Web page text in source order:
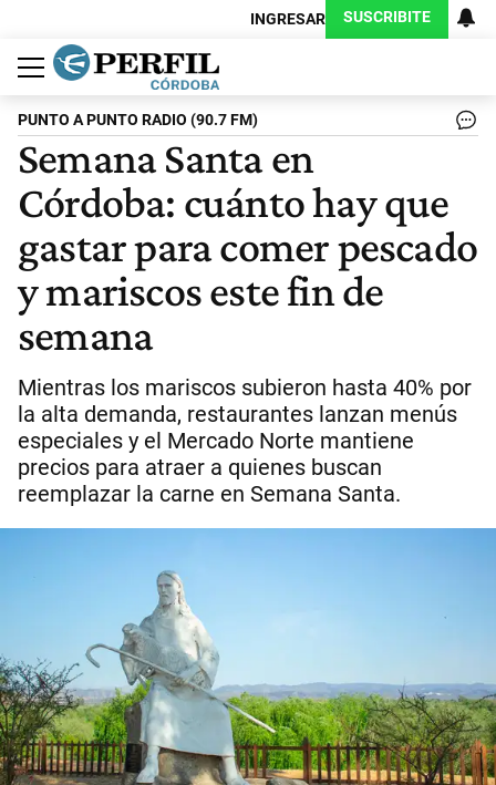
INGRESAR SUSCRIBITE
Política
Economía
Judiciales
Sociedad
Cultura
Espectáculos
Deportes
Protagonistas
PUNTO A PUNTO RADIO (90.7 FM)
Semana Santa en
Córdoba: cuánto hay que
gastar para comer pescado
y mariscos este fin de
semana
Mientras los mariscos subieron hasta 40% por
la alta demanda, restaurantes lanzan menús
especiales y el Mercado Norte mantiene
precios para atraer a quienes buscan
reemplazar la carne en Semana Santa.